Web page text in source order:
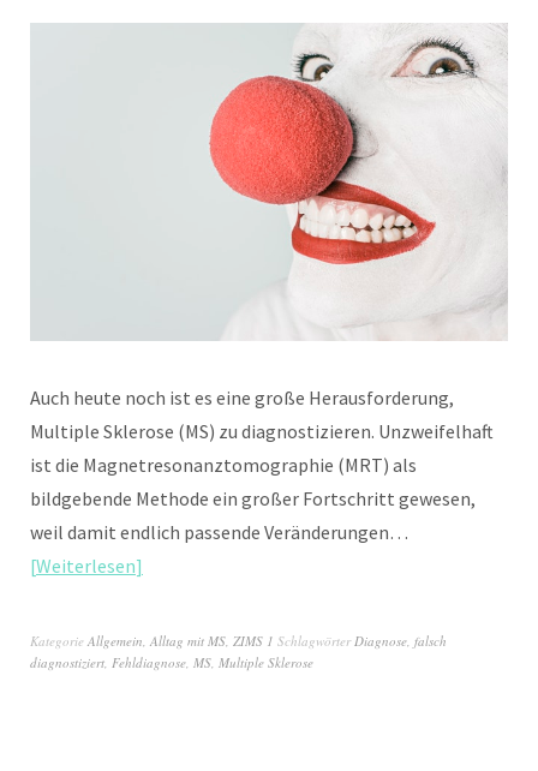
Auch heute noch ist es eine große Herausforderung,
Multiple Sklerose (MS) zu diagnostizieren. Unzweifelhaft
ist die Magnetresonanztomographie (MRT) als
bildgebende Methode ein großer Fortschritt gewesen,
weil damit endlich passende Veränderungen…
Weiterlesen
Kategorie Allgemein Alltag mit MS ZIMS 1 Schlagwörter Diagnose falsch
diagnostiziert Fehldiagnose MS Multiple Sklerose